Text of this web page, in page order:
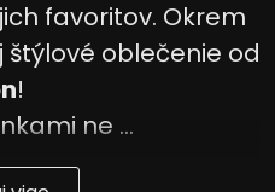
favoritov. Okrem
oblečenie od
!
ne ...